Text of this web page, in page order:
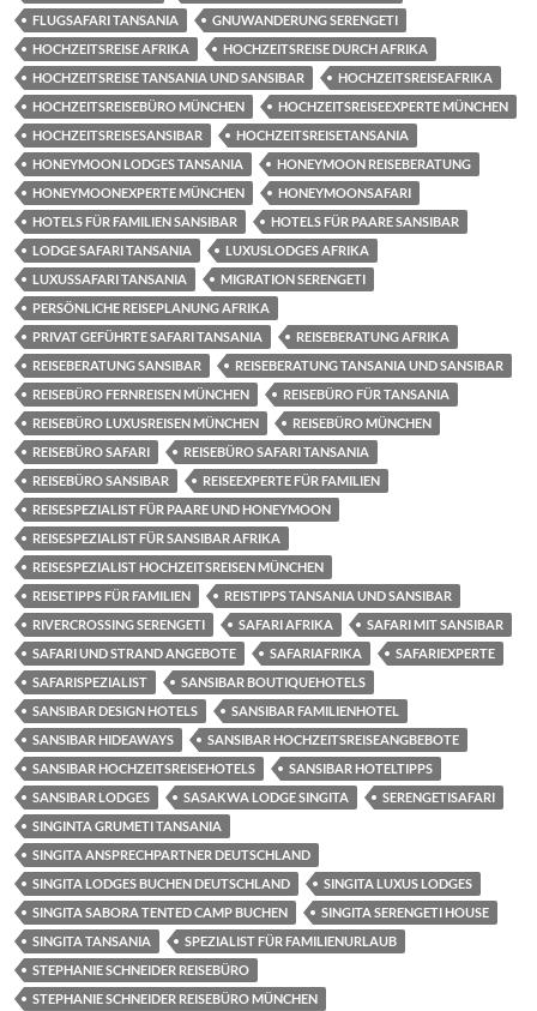
FLUGSAFARI TANSANIA
GNUWANDERUNG SERENGETI
HOCHZEITSREISE AFRIKA
HOCHZEITSREISE DURCH AFRIKA
HOCHZEITSREISE TANSANIA UND SANSIBAR
HOCHZEITSREISEAFRIKA
HOCHZEITSREISEBÜRO MÜNCHEN
HOCHZEITSREISEEXPERTE MÜNCHEN
HOCHZEITSREISESANSIBAR
HOCHZEITSREISETANSANIA
HONEYMOON LODGES TANSANIA
HONEYMOON REISEBERATUNG
HONEYMOONEXPERTE MÜNCHEN
HONEYMOONSAFARI
HOTELS FÜR FAMILIEN SANSIBAR
HOTELS FÜR PAARE SANSIBAR
LODGE SAFARI TANSANIA
LUXUSLODGES AFRIKA
LUXUSSAFARI TANSANIA
MIGRATION SERENGETI
PERSÖNLICHE REISEPLANUNG AFRIKA
PRIVAT GEFÜHRTE SAFARI TANSANIA
REISEBERATUNG AFRIKA
REISEBERATUNG SANSIBAR
REISEBERATUNG TANSANIA UND SANSIBAR
REISEBÜRO FERNREISEN MÜNCHEN
REISEBÜRO FÜR TANSANIA
REISEBÜRO LUXUSREISEN MÜNCHEN
REISEBÜRO MÜNCHEN
REISEBÜRO SAFARI
REISEBÜRO SAFARI TANSANIA
REISEBÜRO SANSIBAR
REISEEXPERTE FÜR FAMILIEN
REISESPEZIALIST FÜR PAARE UND HONEYMOON
REISESPEZIALIST FÜR SANSIBAR AFRIKA
REISESPEZIALIST HOCHZEITSREISEN MÜNCHEN
REISETIPPS FÜR FAMILIEN
REISTIPPS TANSANIA UND SANSIBAR
RIVERCROSSING SERENGETI
SAFARI AFRIKA
SAFARI MIT SANSIBAR
SAFARI UND STRAND ANGEBOTE
SAFARIAFRIKA
SAFARIEXPERTE
SAFARISPEZIALIST
SANSIBAR BOUTIQUEHOTELS
SANSIBAR DESIGN HOTELS
SANSIBAR FAMILIENHOTEL
SANSIBAR HIDEAWAYS
SANSIBAR HOCHZEITSREISEANGBEBOTE
SANSIBAR HOCHZEITSREISEHOTELS
SANSIBAR HOTELTIPPS
SANSIBAR LODGES
SASAKWA LODGE SINGITA
SERENGETISAFARI
SINGINTA GRUMETI TANSANIA
SINGITA ANSPRECHPARTNER DEUTSCHLAND
SINGITA LODGES BUCHEN DEUTSCHLAND
SINGITA LUXUS LODGES
SINGITA SABORA TENTED CAMP BUCHEN
SINGITA SERENGETI HOUSE
SINGITA TANSANIA
SPEZIALIST FÜR FAMILIENURLAUB
STEPHANIE SCHNEIDER REISEBÜRO
STEPHANIE SCHNEIDER REISEBÜRO MÜNCHEN